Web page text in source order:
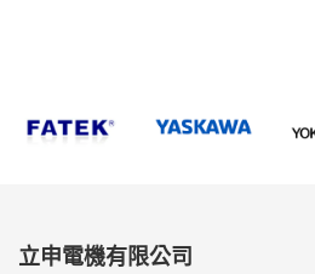
立申電機有限公司